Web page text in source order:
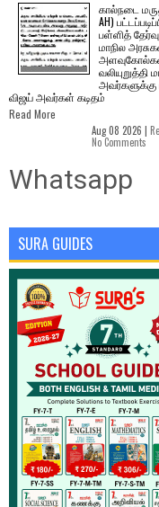
கால்நடை
AH)
பள்ளித்
மாநில
வலியுறுத்தி
அவர்களுக்கு
விஜய் அவர்கள் கடிதம்
Read More
Aug 08 2026 |
No Comments
Whatsapp
SURA GUIDES